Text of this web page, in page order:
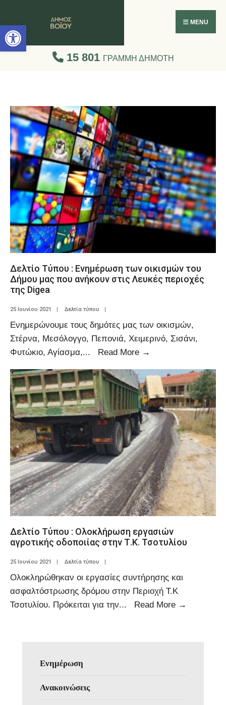
Ανοίξτε τη γραμμή εργαλείων
MENU
15 801 ΓΡΑΜΜΗ ΔΗΜΟΤΗ
Δελτίο Τύπου : Ενημέρωση των οικισμών του
Δήμου μας που ανήκουν στις Λευκές περιοχές
της Digea
25 Ιουνίου 2021 | Δελτία τύπου |
Ενημερώνουμε τους δημότες μας των οικισμών,
Στέρνα, Μεσόλογγο, Πεπονιά, Χειμερινό, Σισάνι,
Φυτώκιο, Αγίασμα,... Read More →
Δελτίο Τύπου : Ολοκλήρωση εργασιών
αγροτικής οδοποιίας στην Τ.Κ. Τσοτυλίου
25 Ιουνίου 2021 Δελτία τύπου
Ολοκληρώθηκαν οι εργασίες συντήρησης και
ασφαλτόστρωσης δρόμου στην Περιοχή Τ.Κ
Τσοτυλίου. Πρόκειται για την... Read More →
Ενημέρωση
Ανακοινώσεις